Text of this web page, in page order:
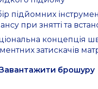
підйомних
при знятті та
концепція
затискачів
брошуру